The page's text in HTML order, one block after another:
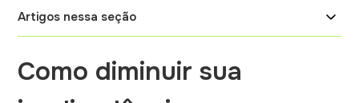
Artigos nessa seção
Como diminuir sua